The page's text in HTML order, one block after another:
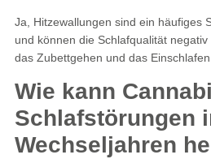
Ja, Hitzewallungen sind ein häufiges
und können die Schlafqualität
das Zubettgehen und das Einschlafen
Wie kann
Schlafstörungen
Wechseljahren